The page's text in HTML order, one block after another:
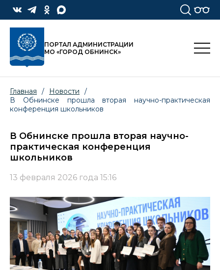
ПОРТАЛ АДМИНИСТРАЦИИ
МО «ГОРОД ОБНИНСК»
Главная / Новости
/
В Обнинске прошла вторая научно-практическая
конференция школьников
В Обнинске прошла вторая научно-
практическая конференция
школьников
13 февраля 2026 года 15:16